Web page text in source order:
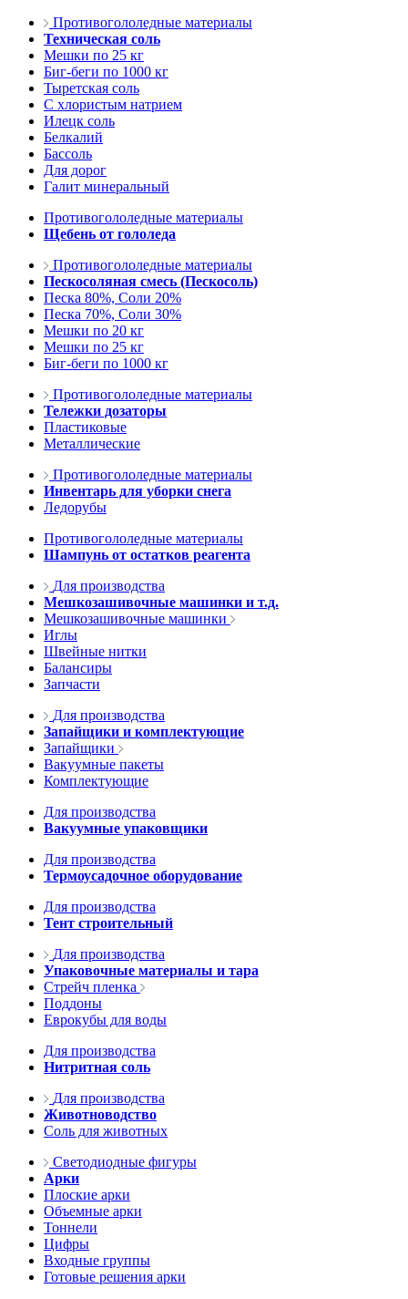
Противогололедные материалы
Техническая соль
Мешки по 25 кг
Биг-беги по 1000 кг
Тыретская соль
С хлористым натрием
Илецк соль
Белкалий
Бассоль
Для дорог
Галит минеральный
Противогололедные материалы
Щебень от гололеда
Противогололедные материалы
Пескосоляная смесь (Пескосоль)
Песка 80%, Соли 20%
Песка 70%, Соли 30%
Мешки по 20 кг
Мешки по 25 кг
Биг-беги по 1000 кг
Противогололедные материалы
Тележки дозаторы
Пластиковые
Металлические
Противогололедные материалы
Инвентарь для уборки снега
Ледорубы
Противогололедные материалы
Шампунь от остатков реагента
Для производства
Мешкозашивочные машинки и т.д.
Мешкозашивочные машинки
Иглы
Швейные нитки
Балансиры
Запчасти
Для производства
Запайщики и комплектующие
Запайщики
Вакуумные пакеты
Комплектующие
Для производства
Вакуумные упаковщики
Для производства
Термоусадочное оборудование
Для производства
Тент строительный
Для производства
Упаковочные материалы и тара
Стрейч пленка
Поддоны
Еврокубы для воды
Для производства
Нитритная соль
Для производства
Животноводство
Соль для животных
Светодиодные фигуры
Арки
Плоские арки
Объемные арки
Тоннели
Цифры
Входные группы
Готовые решения арки